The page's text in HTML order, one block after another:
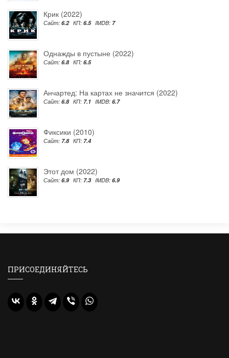
Крик (2022)
Сайт: 6.2 КП: 6.5 IMDB: 7
Однажды в пустыне (2022)
Сайт: 6.8 КП: 6.5
Анчартед: На картах не значится (2022)
Сайт: 6.8 КП: 7.1 IMDB: 6.7
Фиксики (2010)
Сайт: 7.8 КП: 7.4
Этот дом (2022)
Сайт: 6.9 КП: 7.3 IMDB: 6.9
ПРИСОЕДИНЯЙТЕСЬ